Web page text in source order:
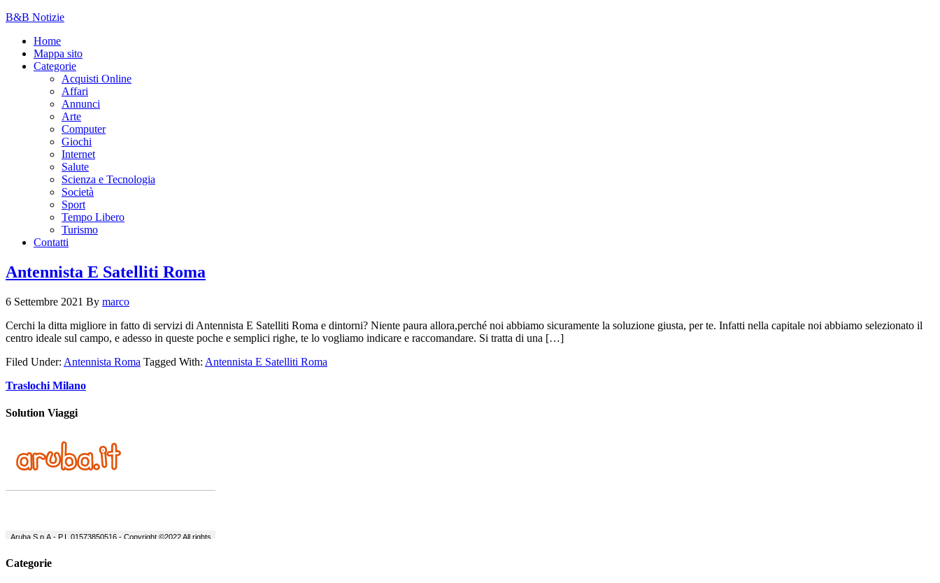
B&B Notizie
Home
Mappa sito
Categorie
Acquisti Online
Affari
Annunci
Arte
Computer
Giochi
Internet
Salute
Scienza e Tecnologia
Società
Sport
Tempo Libero
Turismo
Contatti
Antennista E Satelliti Roma
6 Settembre 2021 By marco
Cerchi la ditta migliore in fatto di servizi di Antennista E Satelliti Roma e dintorni? Niente paura allora,perché noi abbiamo sicuramente la soluzione giusta, per te. Infatti nella capitale noi abbiamo selezionato il
centro ideale sul campo, e adesso in queste poche e semplici righe, te lo vogliamo indicare e raccomandare. Si tratta di una […]
Filed Under: Antennista Roma Tagged With: Antennista E Satelliti Roma
Traslochi Milano
Solution Viaggi
Categorie